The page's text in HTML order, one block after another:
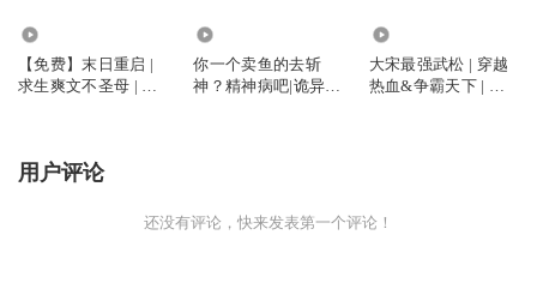
【免费】末日重启 |
求生爽文不圣母 | 多
你一个卖鱼的去斩
神？精神病吧|诡异难
大宋最强武松 | 穿越
热血&争霸天下 | 多
用户评论
还没有评论，快来发表第一个评论！